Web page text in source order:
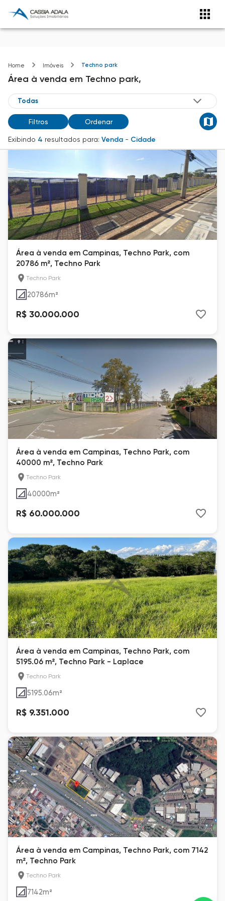
Home Imóveis Techno park
Área à venda em Techno park,
Filtros Ordenar
Exibindo 4 resultados para: Venda - Cidade
Área à venda em Campinas, Techno Park, com
20786 m², Techno Park
Techno Park
20786m²
R$ 30.000.000
Área à venda em Campinas, Techno Park, com
40000 m², Techno Park
Techno Park
40000m²
R$ 60.000.000
Área à venda em Campinas, Techno Park, com
5195.06 m², Techno Park - Laplace
Techno Park
5195.06m²
R$ 9.351.000
Área à venda em Campinas, Techno Park, com 7142
m², Techno Park
Techno Park
7142m²